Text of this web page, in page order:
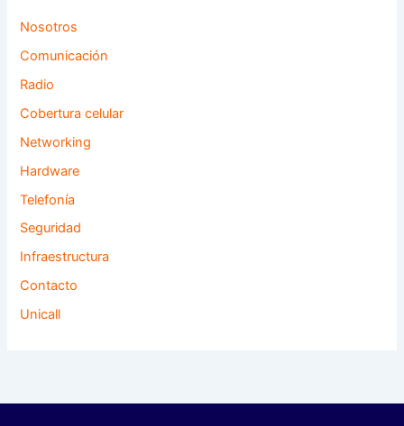
Nosotros
Comunicación
Radio
Cobertura celular
Networking
Hardware
Telefonía
Seguridad
Infraestructura
Contacto
Unicall